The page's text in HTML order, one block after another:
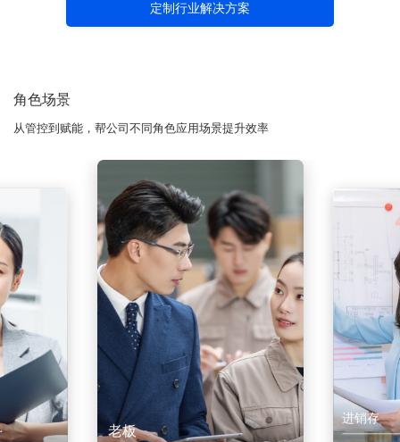
定制行业解决方案
角色场景
从管控到赋能，帮公司不同角色应用场景提升效率
老板
进销存